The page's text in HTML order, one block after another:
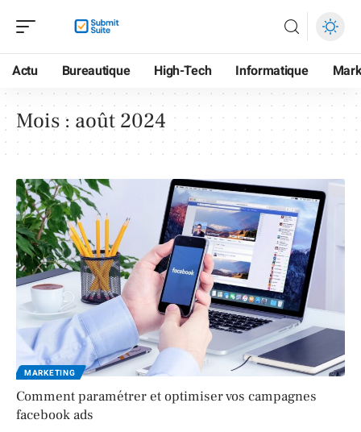
Actu Bureautique High-Tech Informatique
Mois : août 2024
MARKETING
Comment paramétrer et optimiser vos campagnes
facebook ads